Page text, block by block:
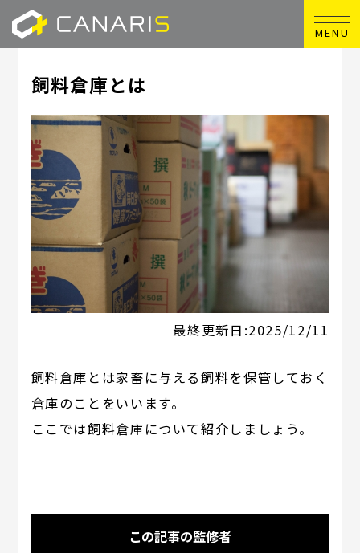
MENU
飼料倉庫とは
最終更新日:2025/12/11
飼料倉庫とは家畜に与える飼料を保管しておく
倉庫のことをいいます。
ここでは飼料倉庫について紹介しましょう。
この記事の監修者